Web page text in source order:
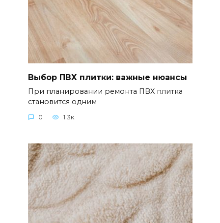
Выбор ПВХ плитки: важные нюансы
При планировании ремонта ПВХ плитка
становится одним
0 1.3к.